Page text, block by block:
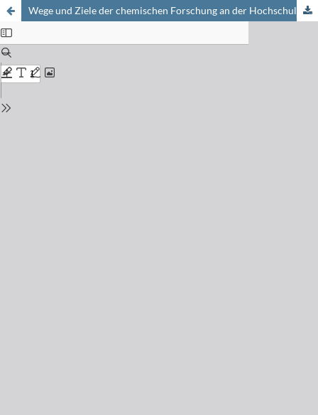
Wege und Ziele der chemischen Forschung an der Hochschule: Erfahrungen auf dem Gebiete der Farbstoff- und Textilchemie